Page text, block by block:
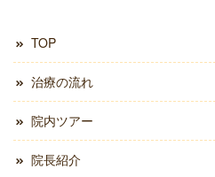
TOP
治療の流れ
院内ツアー
院長紹介